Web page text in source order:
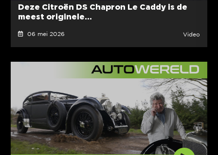
Deze Citroën DS Chapron Le Caddy is de
meest originele...
06 mei 2026 Video